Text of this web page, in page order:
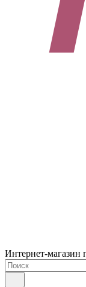
Интернет-магазин